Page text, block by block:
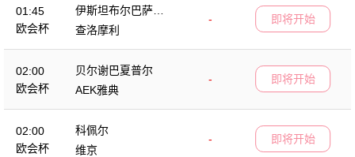
01:45
欧会杯
伊斯坦布尔巴萨克
塞尔
-
查洛摩利
即将开始
02:00
欧会杯
贝尔谢巴夏普尔
-
AEK雅典
即将开始
02:00
欧会杯
科佩尔
-
维京
即将开始